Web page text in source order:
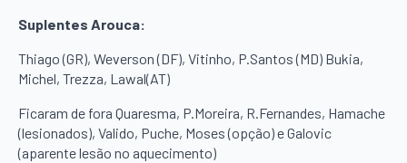
Suplentes Arouca:
Thiago (GR), Weverson (DF), Vitinho, P.Santos (MD) Bukia,
Michel, Trezza, Lawal(AT)
Ficaram de fora Quaresma, P.Moreira, R.Fernandes, Hamache
(lesionados), Valido, Puche, Moses (opção) e Galovic
(aparente lesão no aquecimento)